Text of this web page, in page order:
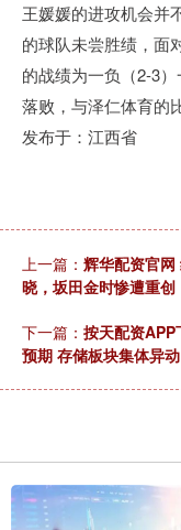
王媛媛的进攻机会并
的球队未尝胜绩，面
的战绩为一负（2-3
落败，与泽仁体育的
发布于：江西省
上一篇： 辉华配资官
晓，坂田金时惨遭重创
下一篇： 按天配资
预期 存储板块集体异动